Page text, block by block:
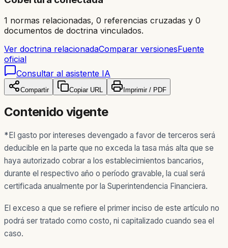
1 normas relacionadas, 0 referencias cruzadas y 0
documentos de doctrina vinculados.
Ver doctrina relacionadaComparar versionesFuente
oficial
Consultar al asistente IA
Compartir Copiar URL Imprimir / PDF
Contenido vigente
*El gasto por intereses devengado a favor de terceros será
deducible en la parte que no exceda la tasa más alta que se
haya autorizado cobrar a los establecimientos bancarios,
durante el respectivo año o período gravable, la cual será
certificada anualmente por la Superintendencia Financiera.
El exceso a que se refiere el primer inciso de este artículo no
podrá ser tratado como costo, ni capitalizado cuando sea el
caso.